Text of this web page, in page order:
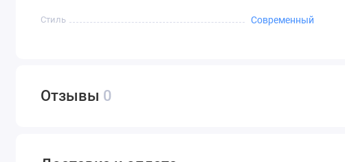
Стиль Современный
Отзывы 0